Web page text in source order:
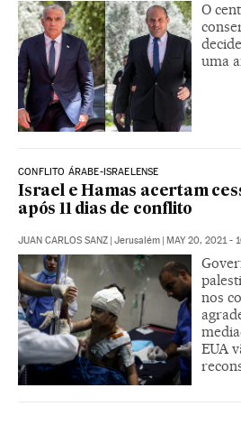
O
uma
CONFLITO ÁRABE-ISRAELENSE
Israel e Hamas acertam
após 11 dias de conflito
JUAN CARLOS SANZ | Jerusalém | MAY 20, 2021 -
nos
EUA